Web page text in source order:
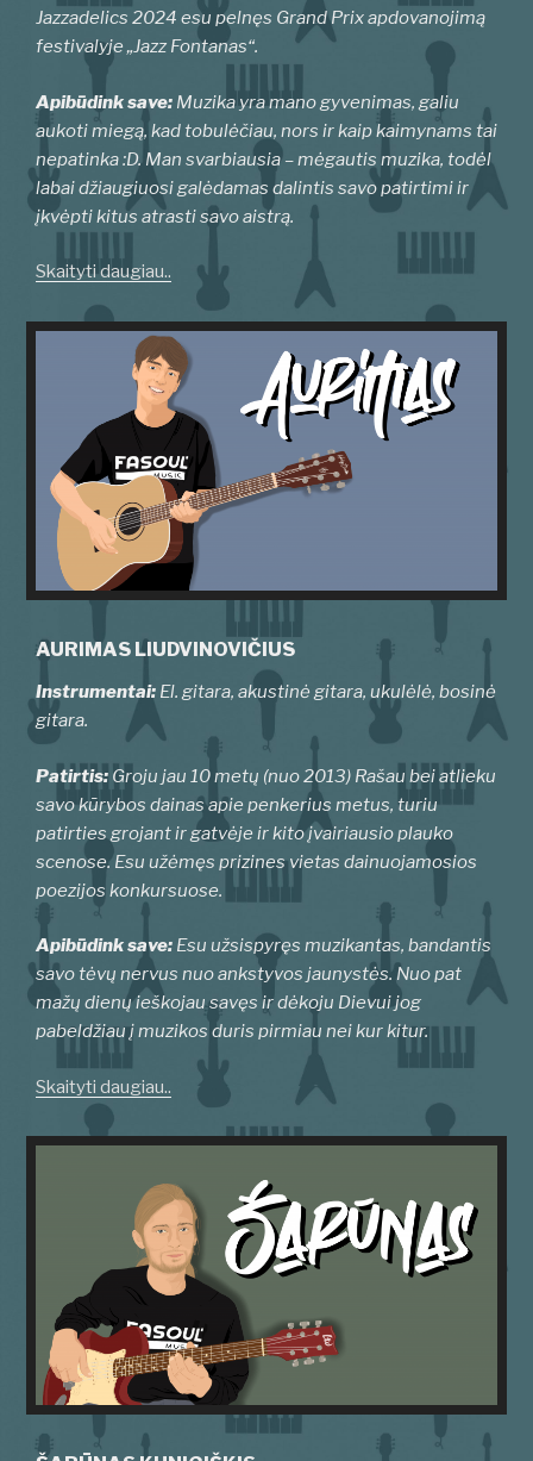
Jazzadelics 2024 esu pelnęs Grand Prix apdovanojimą
festivalyje „Jazz Fontanas“.
Apibūdink save: Muzika yra mano gyvenimas, galiu
aukoti miegą, kad tobulėčiau, nors ir kaip kaimynams tai
nepatinka :D. Man svarbiausia – mėgautis muzika, todėl
labai džiaugiuosi galėdamas dalintis savo patirtimi ir
įkvėpti kitus atrasti savo aistrą.
Skaityti daugiau..
AURIMAS LIUDVINOVIČIUS
Instrumentai: El. gitara, akustinė gitara, ukulėlė, bosinė
gitara.
Patirtis: Groju jau 10 metų (nuo 2013) Rašau bei atlieku
savo kūrybos dainas apie penkerius metus, turiu
patirties grojant ir gatvėje ir kito įvairiausio plauko
scenose. Esu užėmęs prizines vietas dainuojamosios
poezijos konkursuose.
Apibūdink save: Esu užsispyręs muzikantas, bandantis
savo tėvų nervus nuo ankstyvos jaunystės. Nuo pat
mažų dienų ieškojau savęs ir dėkoju Dievui jog
pabeldžiau į muzikos duris pirmiau nei kur kitur.
Skaityti daugiau..